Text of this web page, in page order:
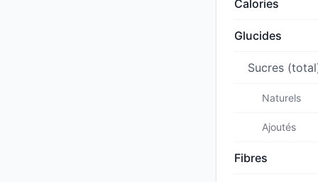
Calories
Glucides
Sucres
Naturels
Ajoutés
Fibres